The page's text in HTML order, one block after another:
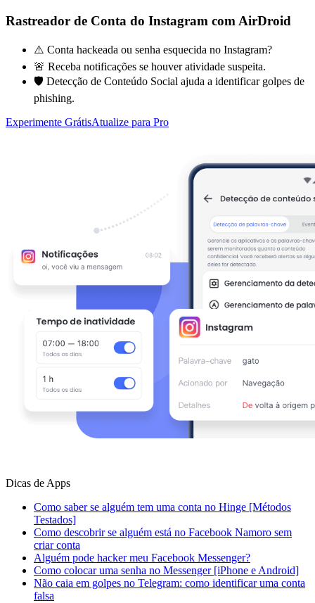
Rastreador de Conta do Instagram com AirDroid
⚠️ Conta hackeada ou senha esquecida no Instagram?
🚨 Receba notificações se houver atividade suspeita.
🛡️ Detecção de Conteúdo Social ajuda a identificar golpes de
phishing.
Experimente GrátisAtualize para Pro
Dicas de Apps
Como saber se alguém tem uma conta no Hinge [Métodos
Testados]
Como descobrir se alguém está no Facebook Namoro sem
criar conta
Alguém pode hacker meu Facebook Messenger?
Como colocar uma senha no Messenger [iPhone e Android]
Não caia em golpes no Telegram: como identificar uma conta
falsa